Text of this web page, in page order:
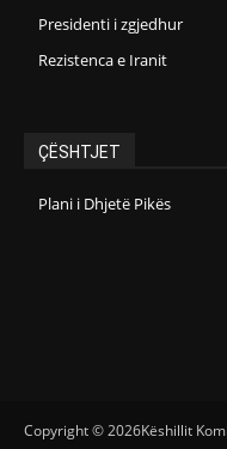
Presidenti i zgjedhur
Rezistenca e Iranit
ÇËSHTJET
Plani i Dhjetë Pikës
Copyright © 2026Këshillit